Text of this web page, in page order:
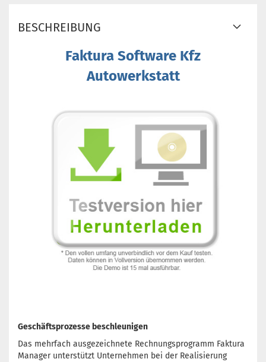
BESCHREIBUNG
Faktura Software Kfz
Autowerkstatt
Geschäftsprozesse beschleunigen
Das mehrfach ausgezeichnete Rechnungsprogramm Faktura
Manager unterstützt Unternehmen bei der Realisierung